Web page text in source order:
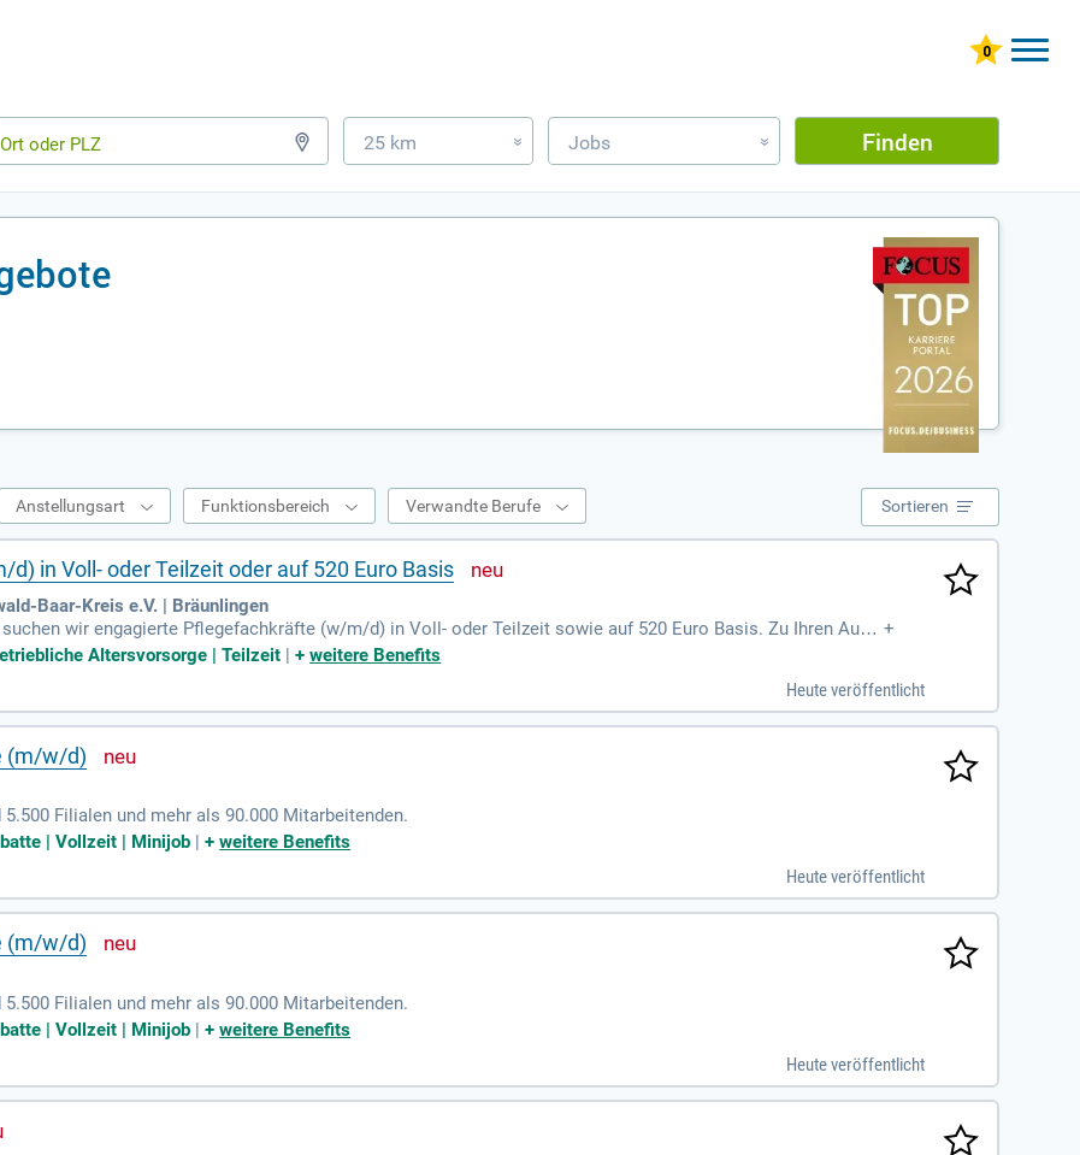
25 km » Jobs » Finden
Anstellungsart Funktionsbereich Verwandte Berufe Sortieren
in Voll- oder Teilzeit oder auf 520 Euro Basis
Baar-Kreis e.V. | Bräunlingen
wir engagierte Pflegefachkräfte (w/m/d) in Voll- oder Teilzeit sowie auf 520 Euro Basis. Zu Ihren Aufg
Durchführung der Grund- und Behandlungspflege und die Erstellung der Pflegeplanung. Zudem arbeiten S
Hauswirtschaft zusammen, um optimale Lebensbedingungen für unsere Bewohner zu sichern. Ihre Qualifika
zum Altenpfleger, Gesundheits- und Krankenpfleger oder eine vergleichbare Ausbildung. Physische und p
essenziell. Bewerben Sie sich jetzt und werden Sie Teil unseres motivierten Teams!
+
Altersvorsorge | Teilzeit |+weitere Benefits
Heute veröffentlicht
(m/w/d)
Filialen und mehr als 90.000 Mitarbeitenden.
| Vollzeit | Minijob |+weitere Benefits
Heute veröffentlicht
(m/w/d)
Filialen und mehr als 90.000 Mitarbeitenden.
| Vollzeit | Minijob |+weitere Benefits
Heute veröffentlicht